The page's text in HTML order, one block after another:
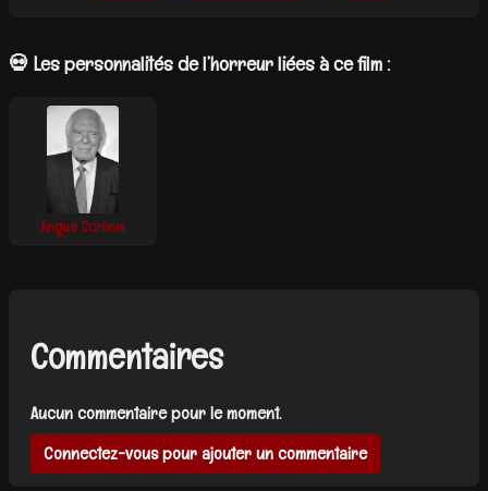
💀 Les personnalités de l’horreur liées à ce film :
Angus Scrimm
Commentaires
Aucun commentaire pour le moment.
Connectez-vous pour ajouter un commentaire